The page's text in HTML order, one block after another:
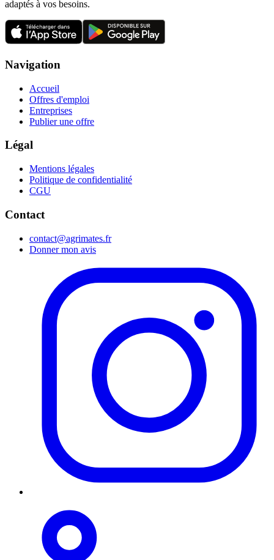
adaptés à vos besoins.
Navigation
Accueil
Offres d'emploi
Entreprises
Publier une offre
Légal
Mentions légales
Politique de confidentialité
CGU
Contact
contact@agrimates.fr
Donner mon avis